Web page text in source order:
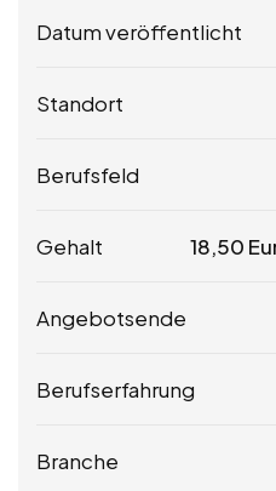
Datum veröffentlicht
Standort
Berufsfeld
Gehalt 18,50
Angebotsende
Berufserfahrung
Branche